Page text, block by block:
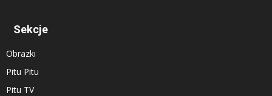
Sekcje
Obrazki
Pitu Pitu
Pitu TV